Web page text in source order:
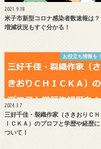
2021.9.18
米子市新型コロナ感染者数速報は？
増減状況もすぐ分かる！
お役立ち情報を！
2024.3.7
三好千佳・裂織作家（さきおりＣＨ
ＩＣＫＡ）のプロフと学歴や経歴に
ついて！